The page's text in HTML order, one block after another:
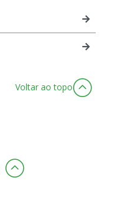
Voltar ao topo